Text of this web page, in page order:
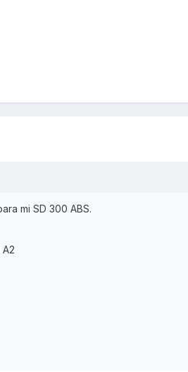
mi SD 300 ABS.